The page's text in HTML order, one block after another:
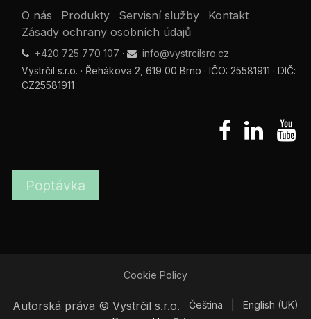
O nás Produkty Servisní služby
Kontakt
Zásady ochrany osobních údajů
+420 725 770 107 ·
info@vystrcilsro.cz
Vystrčil s.r.o. · Řehákova 2, 619 00 Brno · IČO: 25581911 · DIČ:
CZ25581911
Poptávka
Cookie Policy
Autorská práva © Vystrčil s.r.o. Čeština
English (UK)